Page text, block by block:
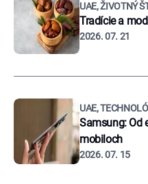
UAE, ŽIVOTNÝ
Tradície a
2026. 07. 21
UAE,
Samsung: Od
mobiloch
2026. 07. 15